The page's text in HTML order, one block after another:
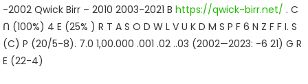
-2002 Qwick Birr – 2010 2003-2021 Bhttps://qwick-birr.net/ . C
Ո (100%) 4 E (25% ) R T A S O D W L V U K D M S P F 6 N Z F F I. S
(C) P (20/5-8). 7.0 1,00.000 .001 .02 ..03 (2002—2023: -6 21) G R
E (22-4)